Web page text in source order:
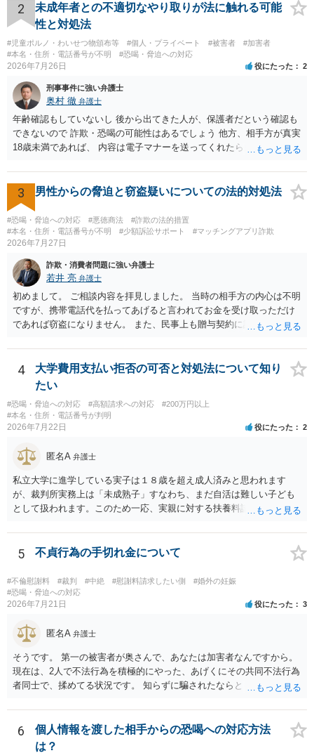
2
未成年者との不適切なやり取りが法に触れる可能
性と対処法
#児童ポルノ・わいせつ物頒布等 #個人・プライベート #被害者
#加害者
#本名・住所・電話番号が不明
#恐喝・脅迫への対応
2026年7月26日 役にたった 2
刑事事件に強い弁護士
奥村 徹 弁護士
年齢確認もしていないし 後から出てきた人が、保護者だという確認も
できないので 詐欺・恐喝の可能性はあるでしょう 他方、相手方が真実
18歳未満であれば、 内容は電子マナーを送ってくれたら自慰行為など
画の尺は10分ほど、服を着たままで胸を触って欲しい、などの要望を
して、要求された金額(1000円程度)の電子マネーを送信してしまいま
した。 そこから、撮影するまで暇なので顔の雰囲気の写真を交換して
欲しい、住んでいる都道府県と区を教えてと言われたので教えたりと
言ったやり取りをしていました。 というやりとりは、青少年条例違反
（わいせつ行為）の疑いがあります。18歳未満と知らなくても処罰可
能です。
3 男性からの脅迫と窃盗疑いについての法的対処法
#恐喝・脅迫への対応 #悪徳商法
#詐欺の法的措置
#本名・住所・電話番号が不明
#少額訴訟サポート #マッチングアプリ詐欺
2026年7月27日
詐欺・消費者問題に強い弁護士
若井 亮 弁護士
初めまして。 ご相談内容を拝見しました。 当時の相手方の内心は不明
ですが、携帯電話代を払ってあげると言われてお金を受け取っただけ
であれば窃盗になりません。 また、民事上も贈与契約に該当すると思
ず、可能であればブロックをするようにしてください。 ご不安であれ
ば、最寄りの警察署に相談をしても良いかもしれません。 以上、ご参
考になれば幸いです。
4
大学費用支払い拒否の可否と対処法について知り
たい
#恐喝・脅迫への対応 #高額請求への対応
#200万円以上
#本名・住所・電話番号が判明
2026年7月22日 役にたった 2
匿名A 弁護士
私立大学に進学している実子は１８歳を超え成人済みと思われます
が、裁判所実務上は「未成熟子」すなわち、まだ自活は難しい子ども
として扱われます。このため一応、実親に対する扶養料請求として法
者宛に養育費を支払っており、当該養育費は実子の進学費用の趣旨も
一部含まれています。また、私立大学進学について貴殿が了解したわ
けではないという事情も存在します。 こうした場合には、支払を拒ん
だとしても学費の請求が裁判所によって強制される可能性は低いとい
えます。 以上整理したとおり、貴殿の事情を説明し支払えないと実子
に伝えるのが良い対処法と思います。
5 不貞行為の手切れ金について
#不倫慰謝料 #裁判 #中絶 #慰謝料請求したい側
#婚外の妊娠
#恐喝・脅迫への対応
2026年7月21日 役にたった 3
匿名A 弁護士
そうです。 第一の被害者が奥さんで、あなたは加害者なんですから。
現在は、2人で不法行為を積極的にやった、あげくにその共同不法行為
者同士で、揉めてる状況です。 知らずに騙されたならともか
というだけですから。
6
個人情報を渡した相手からの恐喝への対応方法
は？